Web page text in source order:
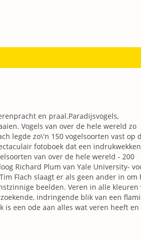
en praal.Paradijsvogels,
Vogels van over de hele wereld zo
legde zo\'n 150 vogelsoorten vast op
fotoboek dat een
van over de hele wereld - 200
Richard Plum van Yale University-
Flach slaagt er als geen ander in om
beelden. Veren in alle kleuren
indringende blik van een
is een ode aan alles wat veren heeft en